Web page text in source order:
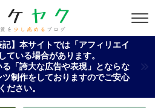
記】本サイトでは「アフィリエイ
ている場合があります。
「誇大な広告や表現」とならな
制作をしておりますのでご安心
ください。